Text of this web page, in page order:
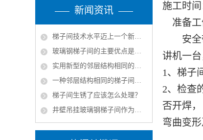
新闻资讯
梯子间技术水平迈上一个新的台阶
玻璃钢梯子间的主要优点是什么？
实用新型的邻层结构相同的梯子间结构的实施方式
一种邻层结构相同的梯子间的产品特征
梯子间生锈了应该怎么处理？
井壁吊挂玻璃钢梯子间作为矿山立井中的安全通道组成部分
施工时
准备工
安全带
讲机一
1、梯子
2、检查
否开焊
弯曲变